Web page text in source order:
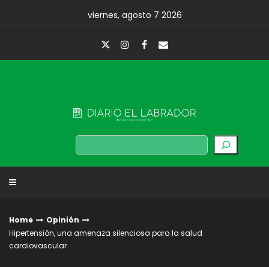
viernes, agosto 7 2026
Buscar
Home
Opinión
Hipertensión, una amenaza silenciosa para la salud
cardiovascular